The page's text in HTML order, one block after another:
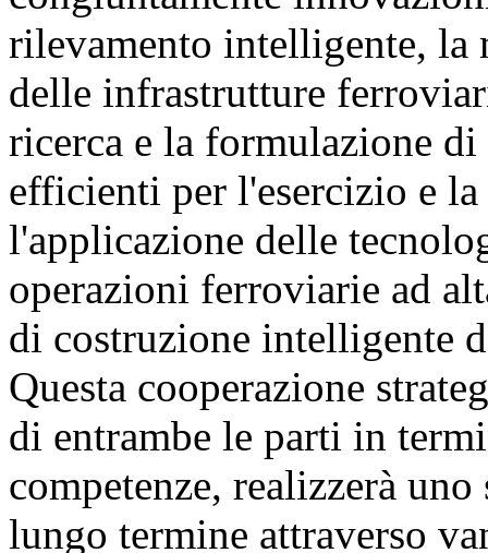
rilevamento intelligente, la
delle infrastrutture
ricerca e la formulazione
efficienti per l'esercizio e
l'applicazione delle
operazioni ferroviarie ad
di costruzione intelligente
Questa cooperazione
di entrambe le parti in
competenze, realizzerà
lungo termine attraverso